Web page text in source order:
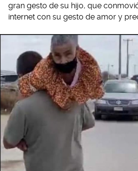
gran gesto de su hijo, que
internet con su gesto de amor y